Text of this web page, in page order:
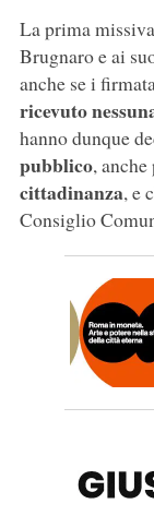
La prima
Brugnaro e ai
anche se i
ricevuto
hanno dunque
pubblico,
cittadinanza,e
Consiglio